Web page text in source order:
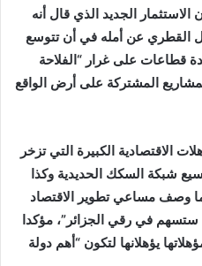
الجديد الذي قال أنه
القطري عن أمله في أن تتوسع
قطاعات على غرار “الفلاحة
المشتركة على أرض الواقع
الاقتصادية الكبيرة التي تزخر
شبكة السكك الحديدية وكذا
وصف مساعي تطوير الاقتصاد
في رقي الجزائر”، مؤكدا
يؤهلانها لتكون “أهم دولة